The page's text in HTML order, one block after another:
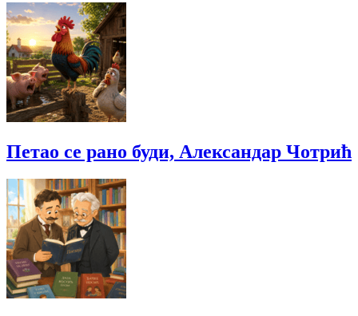
Петао се рано буди, Александар Чотрић